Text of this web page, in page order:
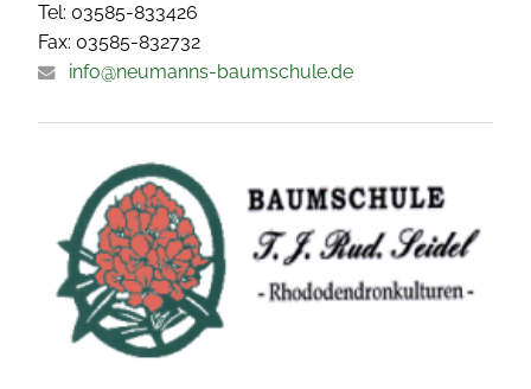
Tel: 03585-833426
Fax: 03585-832732
info@neumanns-baumschule.de